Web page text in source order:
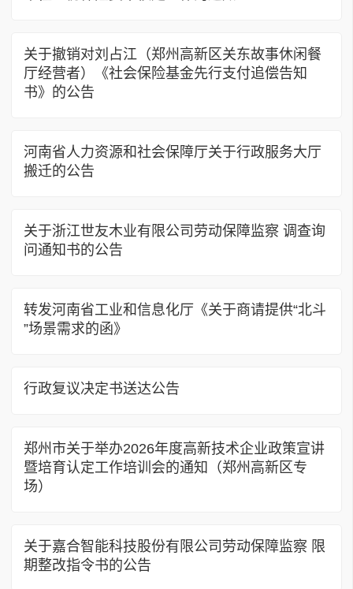
关于撤销对刘占江（郑州高新区关东故事休闲餐
厅经营者）《社会保险基金先行支付追偿告知
书》的公告
河南省人力资源和社会保障厅关于行政服务大厅
搬迁的公告
关于浙江世友木业有限公司劳动保障监察 调查询
问通知书的公告
转发河南省工业和信息化厅《关于商请提供“北斗
”场景需求的函》
行政复议决定书送达公告
郑州市关于举办2026年度高新技术企业政策宣讲
暨培育认定工作培训会的通知（郑州高新区专
场）
关于嘉合智能科技股份有限公司劳动保障监察 限
期整改指令书的公告